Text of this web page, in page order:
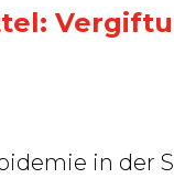
in der